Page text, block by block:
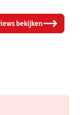
bekijken